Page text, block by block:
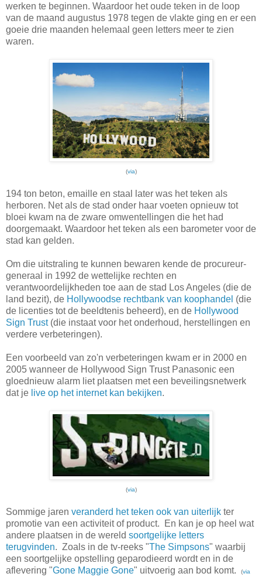
werken te beginnen. Waardoor het oude teken in de loop
van de maand augustus 1978 tegen de vlakte ging en er een
goeie drie maanden helemaal geen letters meer te zien
waren.
(via)
194 ton beton, emaille en staal later was het teken als
herboren. Net als de stad onder haar voeten opnieuw tot
bloei kwam na de zware omwentellingen die het had
doorgemaakt. Waardoor het teken als een barometer voor de
stad kan gelden.
Om die uitstraling te kunnen bewaren kende de procureur-
generaal in 1992 de wettelijke rechten en
verantwoordelijkheden toe aan de stad Los Angeles (die de
land bezit), de Hollywoodse rechtbank van koophandel (die
de licenties tot de beeldtenis beheerd), en de Hollywood
Sign Trust(die instaat voor het onderhoud, herstellingen en
verdere verbeteringen).
Een voorbeeld van zo'n verbeteringen kwam er in 2000 en
2005 wanneer de Hollywood Sign Trust Panasonic een
gloednieuw alarm liet plaatsen met een beveilingsnetwerk
dat je live op het internet kan bekijken.
(via)
Sommige jaren veranderd het teken ook van uiterlijk ter
promotie van een activiteit of product. En kan je op heel wat
andere plaatsen in de wereld soortgelijke letters
terugvinden. Zoals in de tv-reeks "The Simpsons" waarbij
een soortgelijke opstelling geparodieerd wordt en in de
aflevering "Gone Maggie Gone" uitvoerig aan bod komt. (via